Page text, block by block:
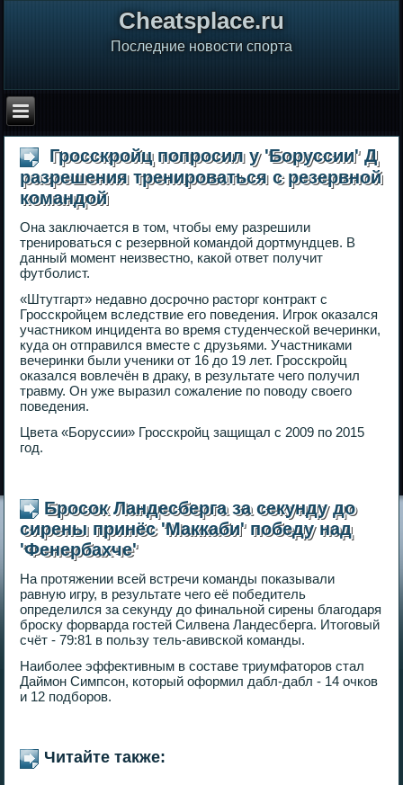
Сheatsplace.ru
Последние новости спорта
Гросскройц попросил у 'Боруссии' Д
разрешения тренироваться с резервной
командой
Она заключается в том, чтобы ему разрешили
тренироваться с резервной командой дортмундцев. В
данный момент неизвестно, какой ответ получит
футболист.
«Штутгарт» недавно досрочно расторг контракт с
Гросскройцем вследствие его поведения. Игрок оказался
участником инцидента во время студенческой вечеринки,
куда он отправился вместе с друзьями. Участниками
вечеринки были ученики от 16 до 19 лет. Гросскройц
оказался вовлечён в драку, в результате чего получил
травму. Он уже выразил сожаление по поводу своего
поведения.
Цвета «Боруссии» Гросскройц защищал с 2009 по 2015
год.
Бросок Ландесберга за секунду до
сирены принёс 'Маккаби' победу над
'Фенербахче'
На протяжении всей встречи команды показывали
равную игру, в результате чего её победитель
определился за секунду до финальной сирены благодаря
броску форварда гостей Силвена Ландесберга. Итоговый
счёт - 79:81 в пользу тель-авивской команды.
Наиболее эффективным в составе триумфаторов стал
Даймон Симпсон, который оформил дабл-дабл - 14 очков
и 12 подборов.
Читайте также: